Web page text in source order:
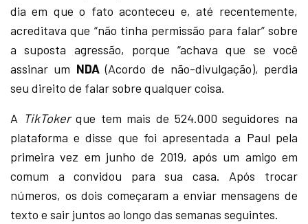
dia em que o fato aconteceu e, até recentemente,
acreditava que “não tinha permissão para falar” sobre
a suposta agressão, porque “achava que se você
assinar um NDA(Acordo de não-divulgação), perdia
seu direito de falar sobre qualquer coisa.
A TikTokerque tem mais de 524.000 seguidores na
plataforma e disse que foi apresentada a Paul pela
primeira vez em junho de 2019, após um amigo em
comum a convidou para sua casa. Após trocar
números, os dois começaram a enviar mensagens de
texto e sair juntos ao longo das semanas seguintes.